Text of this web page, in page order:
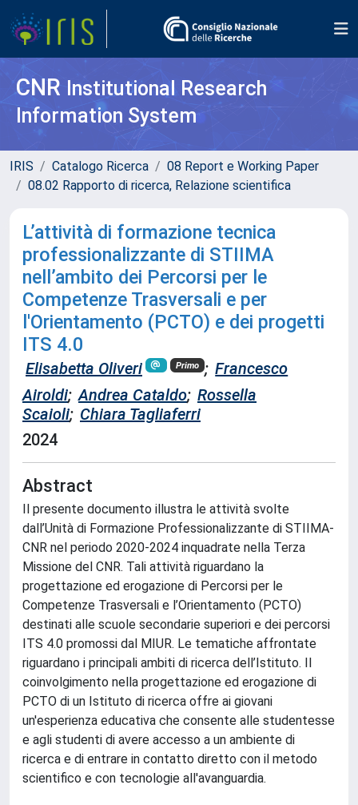
CNR Institutional Research
Information System
IRIS Catalogo Ricerca
08 Report e Working Paper
08.02 Rapporto di ricerca, Relazione scientifica
L’attività di formazione tecnica
professionalizzante di STIIMA
nell’ambito dei Percorsi per le
Competenze Trasversali e per
l'Orientamento (PCTO) e dei progetti
ITS 4.0
Elisabetta Oliveri Primo ; Francesco
Airoldi; Andrea Cataldo; Rossella
Scaioli; Chiara Tagliaferri
2024
Abstract
Il presente documento illustra le attività svolte
dall’Unità di Formazione Professionalizzante di STIIMA-
CNR nel periodo 2020-2024 inquadrate nella Terza
Missione del CNR. Tali attività riguardano la
progettazione ed erogazione di Percorsi per le
Competenze Trasversali e l’Orientamento (PCTO)
destinati alle scuole secondarie superiori e dei percorsi
ITS 4.0 promossi dal MIUR. Le tematiche affrontate
riguardano i principali ambiti di ricerca dell’Istituto. Il
coinvolgimento nella progettazione ed erogazione di
PCTO di un Istituto di ricerca offre ai giovani
un'esperienza educativa che consente alle studentesse
e agli studenti di avere accesso a un ambiente di
ricerca e di entrare in contatto diretto con il metodo
scientifico e con tecnologie all'avanguardia.